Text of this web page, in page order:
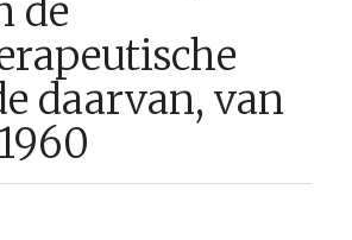
de
daarvan, van